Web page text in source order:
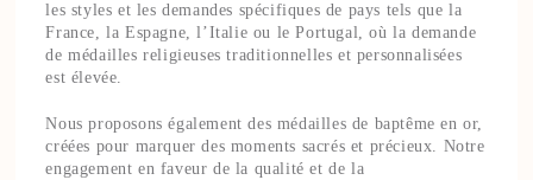
les styles et les demandes spécifiques de pays tels que la
France, la Espagne, l’Italie ou le Portugal, où la demande
de médailles religieuses traditionnelles et personnalisées
est élevée.
Nous proposons également des médailles de baptême en or,
créées pour marquer des moments sacrés et précieux. Notre
engagement en faveur de la qualité et de la